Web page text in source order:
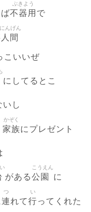
ば不器用
ぶきよう
で
間
んげん
こいいぜ
にしてるとこ
いし
家族
かぞく
にプレゼント
がある公園
こうえん
に
連
つ
れて行
い
ってくれた